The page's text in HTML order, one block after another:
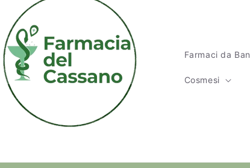
Farmaci da
Cosmesi